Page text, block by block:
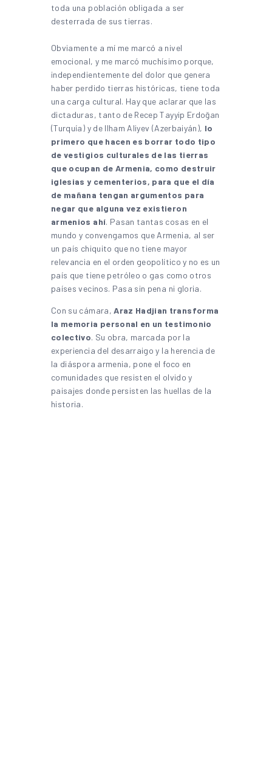
toda una población obligada a ser
desterrada de sus tierras.
Obviamente a mí me marcó a nivel
emocional, y me marcó muchísimo porque,
independientemente del dolor que genera
haber perdido tierras históricas, tiene toda
una carga cultural. Hay que aclarar que las
dictaduras, tanto de Recep Tayyip Erdoğan
(Turquía) y de Ilham Aliyev (Azerbaiyán), lo
primero que hacen es borrar todo tipo
de vestigios culturales de las tierras
que ocupan de Armenia, como destruir
iglesias y cementerios, para que el día
de mañana tengan argumentos para
negar que alguna vez existieron
armenios ahí. Pasan tantas cosas en el
mundo y convengamos que Armenia, al ser
un país chiquito que no tiene mayor
relevancia en el orden geopolítico y no es un
país que tiene petróleo o gas como otros
países vecinos. Pasa sin pena ni gloria.
Con su cámara,Araz Hadjian transforma
la memoria personal en un testimonio
colectivo. Su obra, marcada por la
experiencia del desarraigo y la herencia de
la diáspora armenia, pone el foco en
comunidades que resisten el olvido y
paisajes donde persisten las huellas de la
historia.